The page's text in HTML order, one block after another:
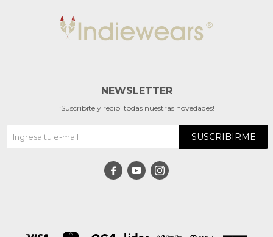
NEWSLETTER
¡Suscribite y recibí todas nuestras novedades!
SUSCRIBIRME
  